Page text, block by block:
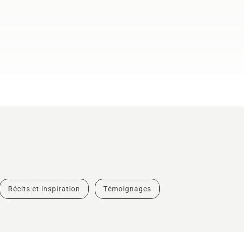
Récits et inspiration Témoignages